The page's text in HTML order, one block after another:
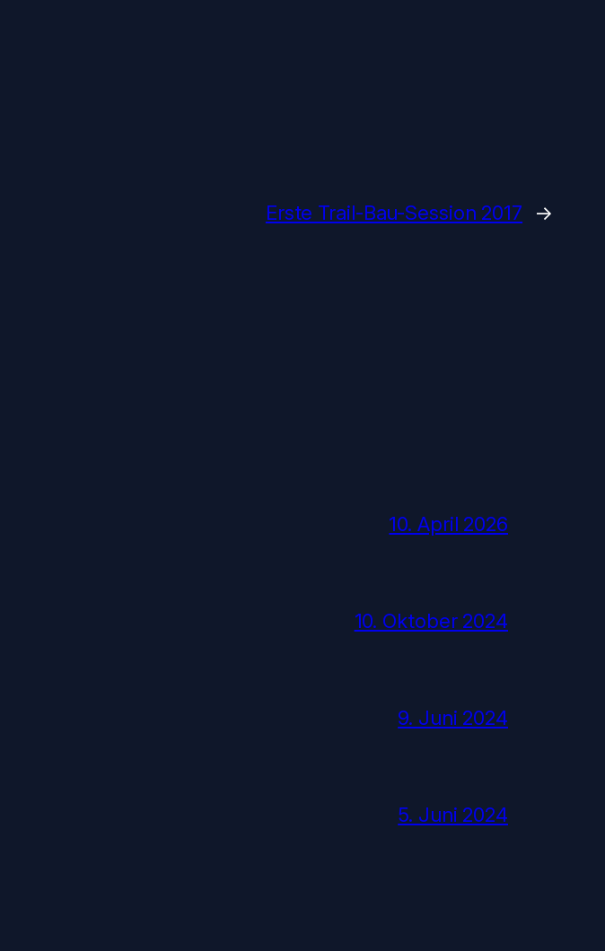
Erste Trail-Bau-Session 2017 →
10. April 2026
10. Oktober 2024
9. Juni 2024
5. Juni 2024